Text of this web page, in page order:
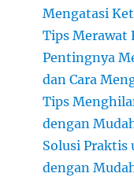
Mengatasi
Tips Merawat
Pentingnya
dan Cara
Tips
dengan
Solusi Praktis
dengan